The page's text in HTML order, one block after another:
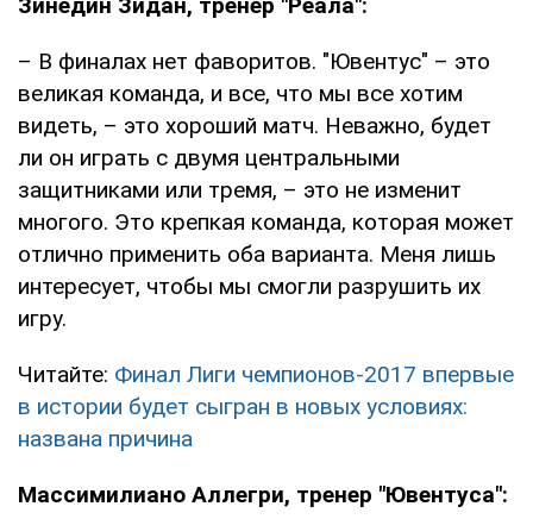
– В финалах нет фаворитов. "Ювентус" – это
великая команда, и все, что мы все хотим
видеть, – это хороший матч. Неважно, будет
ли он играть с двумя центральными
защитниками или тремя, – это не изменит
многого. Это крепкая команда, которая может
отлично применить оба варианта. Меня лишь
интересует, чтобы мы смогли разрушить их
игру.
Читайте: Финал Лиги чемпионов-2017 впервые
в истории будет сыгран в новых условиях:
названа причина
Массимилиано Аллегри, тренер "Ювентуса":